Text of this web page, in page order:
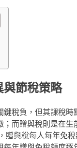
節稅策略
稅負，但其課稅
而贈與稅則是在
贈與稅每人每年免